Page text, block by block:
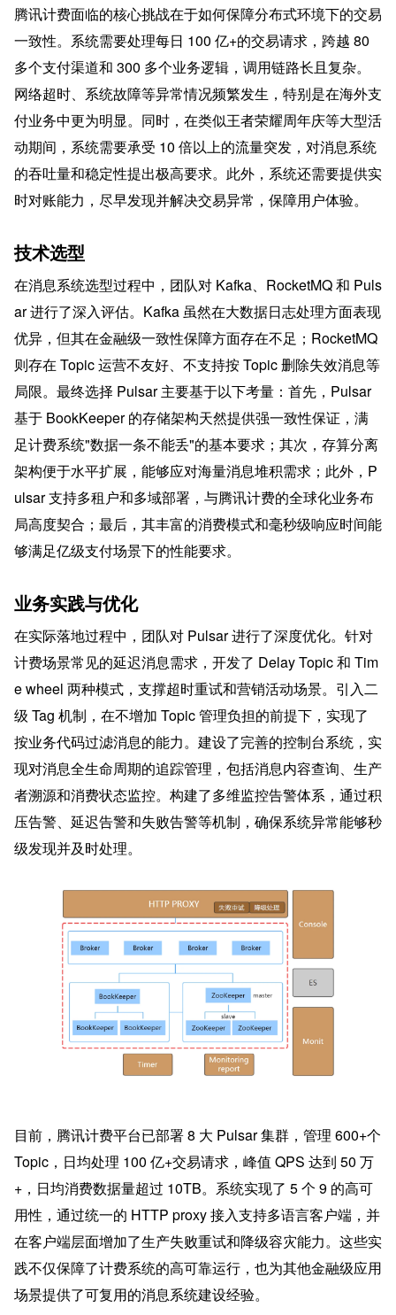
腾讯计费面临的核心挑战在于如何保障分布式环境下的交易
一致性。系统需要处理每日 100 亿+的交易请求，跨越 80
多个支付渠道和 300 多个业务逻辑，调用链路长且复杂。
网络超时、系统故障等异常情况频繁发生，特别是在海外支
付业务中更为明显。同时，在类似王者荣耀周年庆等大型活
动期间，系统需要承受 10 倍以上的流量突发，对消息系统
的吞吐量和稳定性提出极高要求。此外，系统还需要提供实
时对账能力，尽早发现并解决交易异常，保障用户体验。
技术选型
在消息系统选型过程中，团队对 Kafka、RocketMQ 和 Puls
ar 进行了深入评估。Kafka 虽然在大数据日志处理方面表现
优异，但其在金融级一致性保障方面存在不足；RocketMQ
则存在 Topic 运营不友好、不支持按 Topic 删除失效消息等
局限。最终选择 Pulsar 主要基于以下考量：首先，Pulsar
基于 BookKeeper 的存储架构天然提供强一致性保证，满
足计费系统"数据一条不能丢"的基本要求；其次，存算分离
架构便于水平扩展，能够应对海量消息堆积需求；此外，P
ulsar 支持多租户和多域部署，与腾讯计费的全球化业务布
局高度契合；最后，其丰富的消费模式和毫秒级响应时间能
够满足亿级支付场景下的性能要求。
业务实践与优化
在实际落地过程中，团队对 Pulsar 进行了深度优化。针对
计费场景常见的延迟消息需求，开发了 Delay Topic 和 Tim
e wheel 两种模式，支撑超时重试和营销活动场景。引入二
级 Tag 机制，在不增加 Topic 管理负担的前提下，实现了
按业务代码过滤消息的能力。建设了完善的控制台系统，实
现对消息全生命周期的追踪管理，包括消息内容查询、生产
者溯源和消费状态监控。构建了多维监控告警体系，通过积
压告警、延迟告警和失败告警等机制，确保系统异常能够秒
级发现并及时处理。
目前，腾讯计费平台已部署 8 大 Pulsar 集群，管理 600+个
Topic，日均处理 100 亿+交易请求，峰值 QPS 达到 50 万
+，日均消费数据量超过 10TB。系统实现了 5 个 9 的高可
用性，通过统一的 HTTP proxy 接入支持多语言客户端，并
在客户端层面增加了生产失败重试和降级容灾能力。这些实
践不仅保障了计费系统的高可靠运行，也为其他金融级应用
场景提供了可复用的消息系统建设经验。